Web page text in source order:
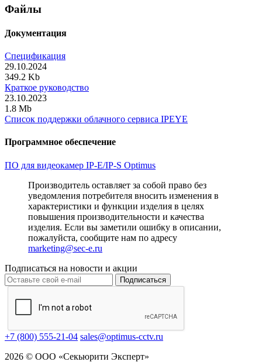
Файлы
Документация
Спецификация
29.10.2024
349.2 Kb
Краткое руководство
23.10.2023
1.8 Mb
Список поддержки облачного сервиса IPEYE
Программное обеспечение
ПО для видеокамер IP-E/IP-S Optimus
Производитель оставляет за собой право без
уведомления потребителя вносить изменения в
характеристики и функции изделия в целях
повышения производительности и качества
изделия. Если вы заметили ошибку в описании,
пожалуйста, сообщите нам по адресу
marketing@sec-e.ru
Подписаться на новости и акции
Подписаться
+7 (800) 555-21-04 sales@optimus-cctv.ru
2026 © ООО «Секьюрити Эксперт»